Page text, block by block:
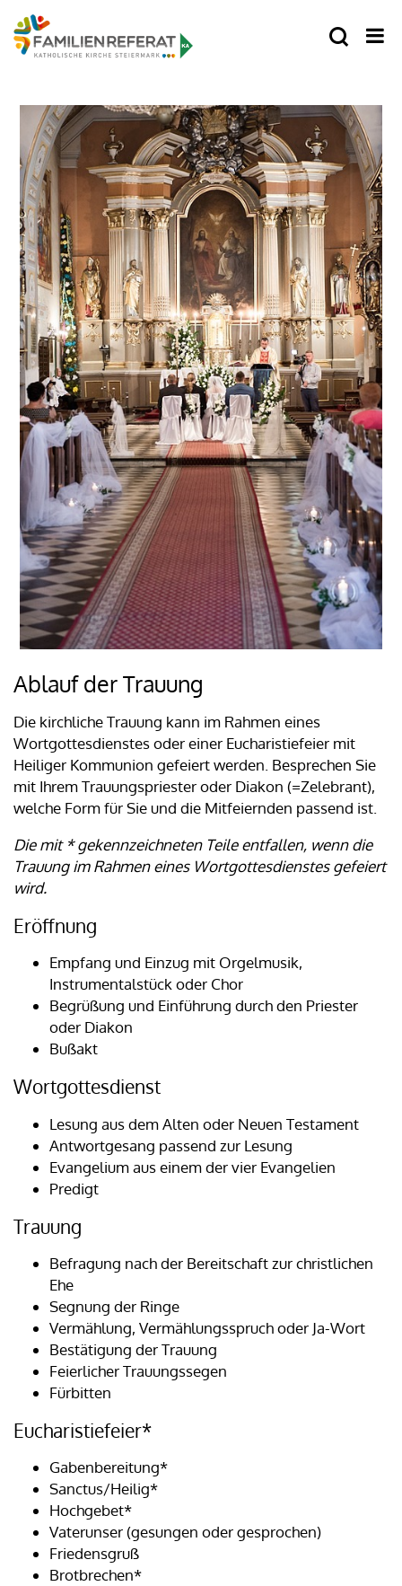
Ablauf der Trauung
Die kirchliche Trauung kann im Rahmen eines
Wortgottesdienstes oder einer Eucharistiefeier mit
Heiliger Kommunion gefeiert werden. Besprechen Sie
mit Ihrem Trauungspriester oder Diakon (=Zelebrant),
welche Form für Sie und die Mitfeiernden passend ist.
Die mit * gekennzeichneten Teile entfallen, wenn die
Trauung im Rahmen eines Wortgottesdienstes gefeiert
wird.
Eröffnung
Empfang und Einzug mit Orgelmusik,
Instrumentalstück oder Chor
Begrüßung und Einführung durch den Priester
oder Diakon
Bußakt
Wortgottesdienst
Lesung aus dem Alten oder Neuen Testament
Antwortgesang passend zur Lesung
Evangelium aus einem der vier Evangelien
Predigt
Trauung
Befragung nach der Bereitschaft zur christlichen
Ehe
Segnung der Ringe
Vermählung, Vermählungsspruch oder Ja-Wort
Bestätigung der Trauung
Feierlicher Trauungssegen
Fürbitten
Eucharistiefeier*
Gabenbereitung*
Sanctus/Heilig*
Hochgebet*
Vaterunser (gesungen oder gesprochen)
Friedensgruß
Brotbrechen*